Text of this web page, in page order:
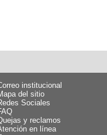
institucional
del sitio
Sociales
y reclamos
en línea